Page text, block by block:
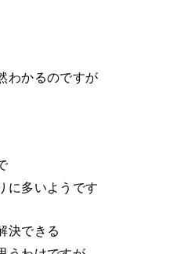
わかるのですが
に多いようです
決できる